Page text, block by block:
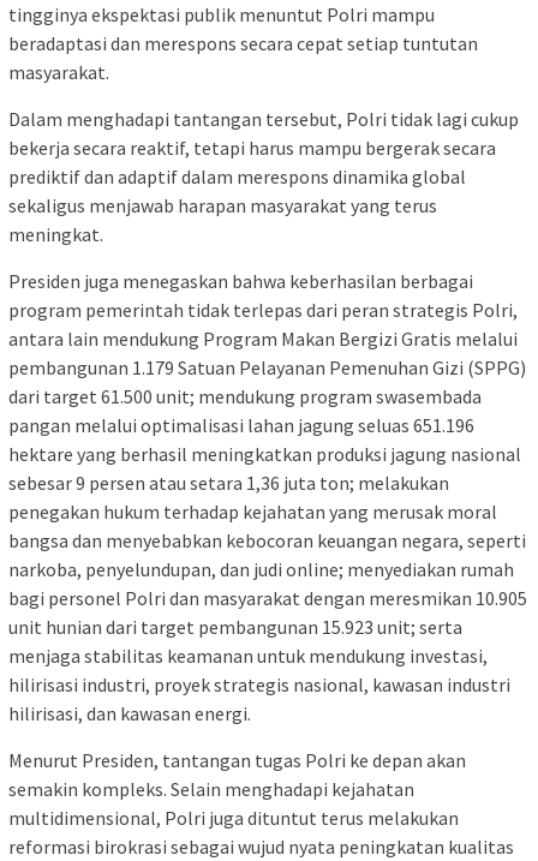
tingginya ekspektasi publik menuntut Polri mampu
beradaptasi dan merespons secara cepat setiap tuntutan
masyarakat.
Dalam menghadapi tantangan tersebut, Polri tidak lagi cukup
bekerja secara reaktif, tetapi harus mampu bergerak secara
prediktif dan adaptif dalam merespons dinamika global
sekaligus menjawab harapan masyarakat yang terus
meningkat.
Presiden juga menegaskan bahwa keberhasilan berbagai
program pemerintah tidak terlepas dari peran strategis Polri,
antara lain mendukung Program Makan Bergizi Gratis melalui
pembangunan 1.179 Satuan Pelayanan Pemenuhan Gizi (SPPG)
dari target 61.500 unit; mendukung program swasembada
pangan melalui optimalisasi lahan jagung seluas 651.196
hektare yang berhasil meningkatkan produksi jagung nasional
sebesar 9 persen atau setara 1,36 juta ton; melakukan
penegakan hukum terhadap kejahatan yang merusak moral
bangsa dan menyebabkan kebocoran keuangan negara, seperti
narkoba, penyelundupan, dan judi online; menyediakan rumah
bagi personel Polri dan masyarakat dengan meresmikan 10.905
unit hunian dari target pembangunan 15.923 unit; serta
menjaga stabilitas keamanan untuk mendukung investasi,
hilirisasi industri, proyek strategis nasional, kawasan industri
hilirisasi, dan kawasan energi.
Menurut Presiden, tantangan tugas Polri ke depan akan
semakin kompleks. Selain menghadapi kejahatan
multidimensional, Polri juga dituntut terus melakukan
reformasi birokrasi sebagai wujud nyata peningkatan kualitas